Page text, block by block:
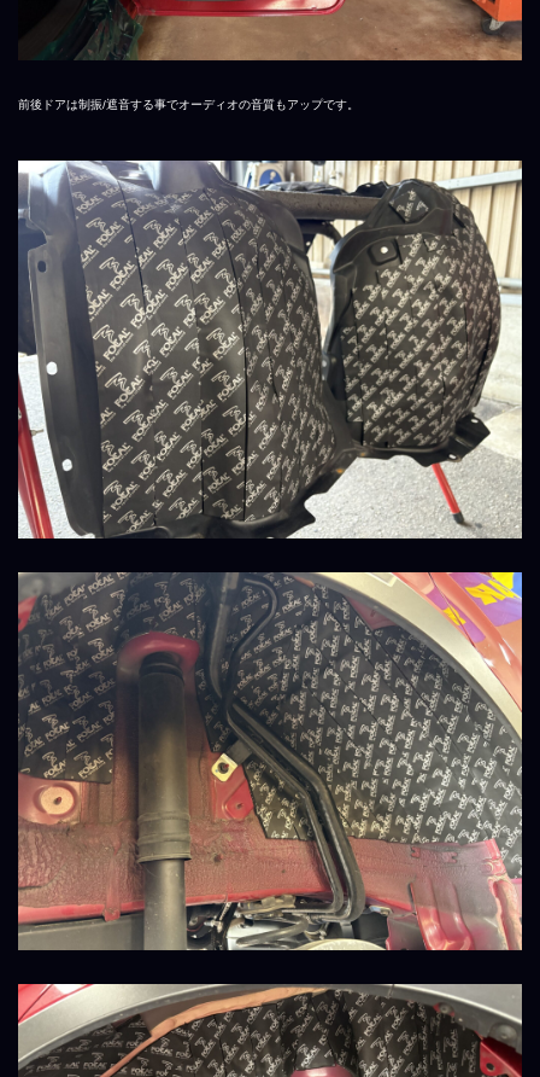
前後ドアは制振/遮音する事でオーディオの音質もアップです。